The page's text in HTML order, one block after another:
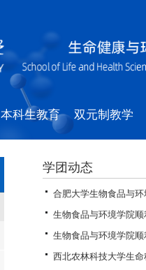
本科生教育 双元制教学
学团动态
合肥大学生物食品与
生物食品与环境学院
生物食品与环境学院
西北农林科技大学生